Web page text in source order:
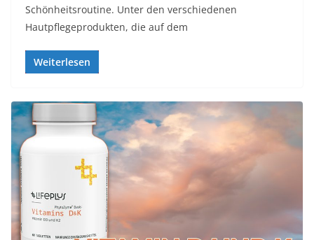
Schönheitsroutine. Unter den verschiedenen
Hautpflegeprodukten, die auf dem
Weiterlesen